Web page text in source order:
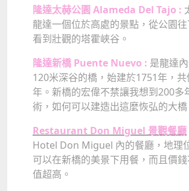
隆達太赫公園 Alameda Del Tajo :
龍達一個位於高處的景點，從公園
看到壯觀的塔霍峽谷。
隆達新橋 Puente Nuevo : 是龍達
120米深谷的橋，始建於1751年，
年。新橋的宏偉不禁讓我想到200多
術，如何可以建造出這麼恢弘的大橋
Restaurant Don Miguel 景觀餐廳
Hotel Don Miguel 內的餐廳，地理
可以在新橋的美景下用餐，而且價錢
值超高。